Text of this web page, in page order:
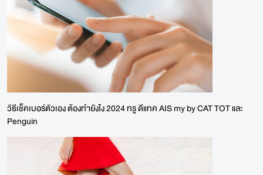
วิธีเช็คเบอร์ตัวเอง ต้องทำยังไง 2024 ทรู ดีแทค AIS my by CAT TOT และ
Penguin